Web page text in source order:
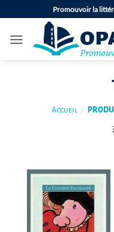
au
contenu
Promouvoir la
Accueil /